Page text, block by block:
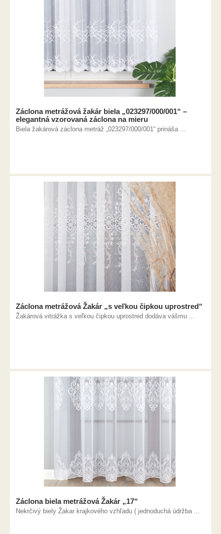
Záclona metrážová žakár biela „023297/000/001“ –
elegantná vzorovaná záclona na mieru
Biela žakárová záclona metráž „023297/000/001“ prináša ...
Záclona metrážová Žakár „s veľkou čipkou uprostred“
Žakárová vitrážka s veľkou čipkou uprostred dodáva vášmu ...
Záclona biela metrážová Žakár „17“
Nekrčivý biely Žakar krajkového vzhľadu ( jednoduchá údržba ...